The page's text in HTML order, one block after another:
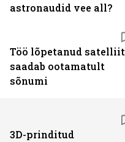
astronaudid vee all?
Töö lõpetanud satelliit
saadab ootamatult
sõnumi
3D-prinditud